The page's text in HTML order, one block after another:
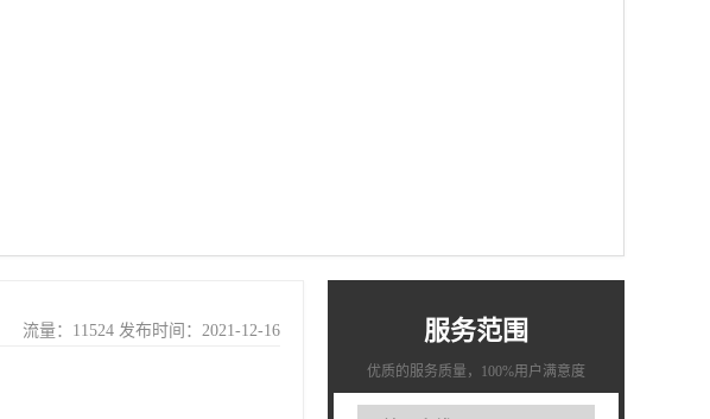
服务范围
优质的服务质量，100%用户满意度
流量：11524 发布时间：2021-12-16